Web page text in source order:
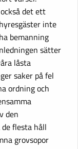
det ett
inte
bemanning
sätter
låsta
saker på fel
ordning och
den
flesta håll
grovsopor